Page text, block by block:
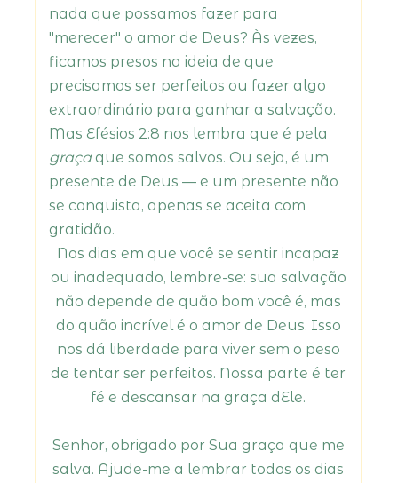
nada que possamos fazer para
"merecer" o amor de Deus? Às vezes,
ficamos presos na ideia de que
precisamos ser perfeitos ou fazer algo
extraordinário para ganhar a salvação.
Mas Efésios 2:8 nos lembra que é pela
graçaque somos salvos. Ou seja, é um
presente de Deus — e um presente não
se conquista, apenas se aceita com
gratidão.
Nos dias em que você se sentir incapaz
ou inadequado, lembre-se: sua salvação
não depende de quão bom você é, mas
do quão incrível é o amor de Deus. Isso
nos dá liberdade para viver sem o peso
de tentar ser perfeitos. Nossa parte é ter
fé e descansar na graça dEle.
Senhor, obrigado por Sua graça que me
salva. Ajude-me a lembrar todos os dias